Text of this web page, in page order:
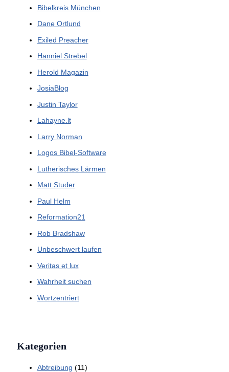
Bibelkreis München
Dane Ortlund
Exiled Preacher
Hanniel Strebel
Herold Magazin
JosiaBlog
Justin Taylor
Lahayne.lt
Larry Norman
Logos Bibel-Software
Lutherisches Lärmen
Matt Studer
Paul Helm
Reformation21
Rob Bradshaw
Unbeschwert laufen
Veritas et lux
Wahrheit suchen
Wortzentriert
Kategorien
Abtreibung (11)